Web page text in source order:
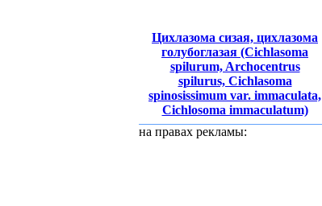
Цихлазома сизая, цихлазома
голубоглазая (Cichlasoma
spilurum, Archocentrus
spilurus, Cichlasoma
spinosissimum var. immaculata,
Cichlosoma immaculatum)
на правах рекламы: